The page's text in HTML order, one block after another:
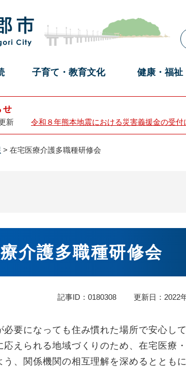
子育て・教育文化 健康・福祉
せ
新 令和８年熊本地震における災害義援金の受付
> 在宅医療介護多職種研修会
介護多職種研修会
記事ID：0180308 更新日：2022
必要になっても住み慣れた場所で安心し
応えられる地域づくりのため、在宅医療
う、関係機関の相互理解を深めるととも